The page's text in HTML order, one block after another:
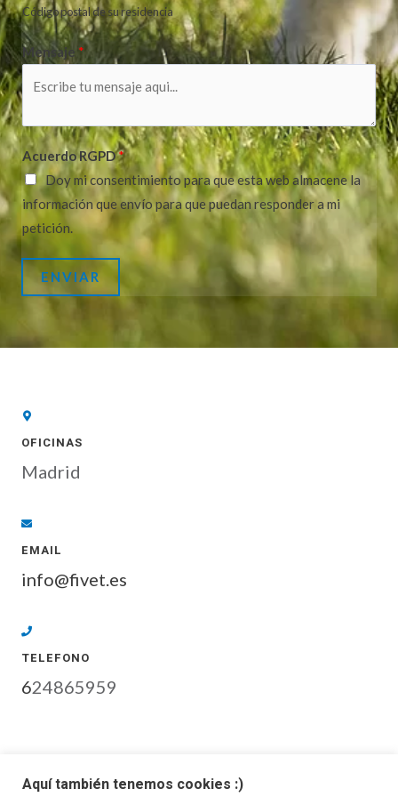
Código postal de su residencia
Mensaje *
Acuerdo RGPD*
Doy mi consentimiento para que esta web almacene la
información que envío para que puedan responder a mi
petición.
ENVIAR
OFICINAS
Madrid
EMAIL
info@fivet.es
TELEFONO
624865959
F
Y
L
Aquí también tenemos cookies :)